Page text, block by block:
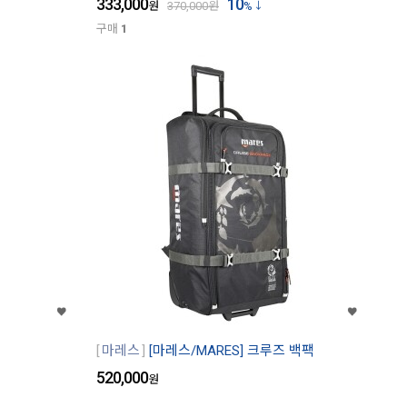
333,000원 370,000원 10%
구매 1
마레스 [마레스/MARES] 크루즈 백팩
520,000원